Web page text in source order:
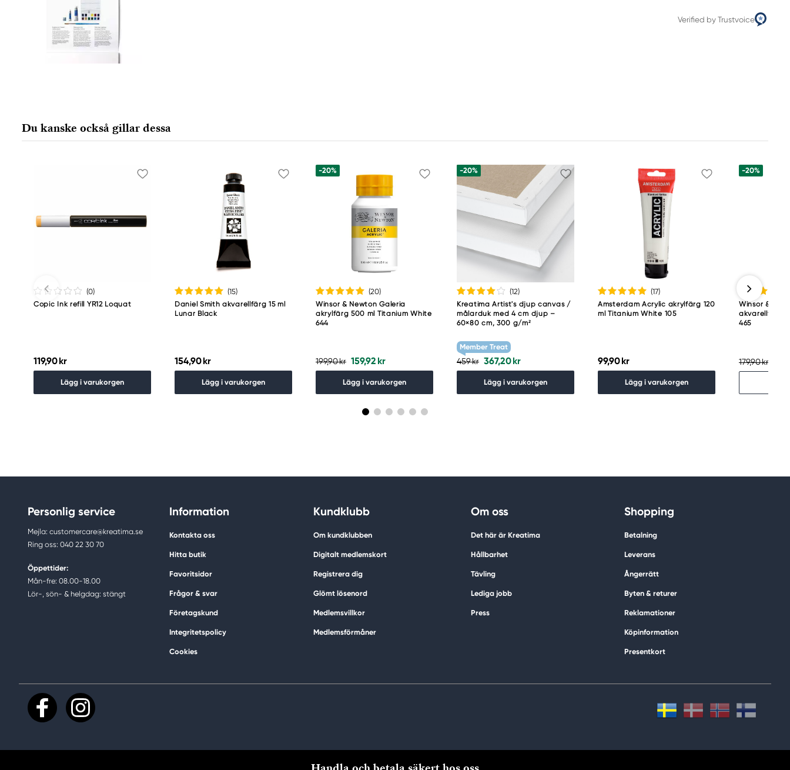
Verified by Trustvoice
Du kanske också gillar dessa
(0)
Copic Ink refill YR12 Loquat
119,90 kr
Lägg i varukorgen
(15)
Daniel Smith akvarellfärg 15 ml
Lunar Black
154,90 kr
Lägg i varukorgen
-20%
(20)
Winsor & Newton Galeria
akrylfärg 500 ml Titanium White
644
199,90 kr 159,92 kr
Lägg i varukorgen
-20%
(12)
Kreatima Artist's djup canvas /
målarduk med 4 cm djup –
60×80 cm, 300 g/m²
Member Treat
459 kr 367,20 kr
Lägg i varukorgen
(17)
Amsterdam Acrylic akrylfärg 120
ml Titanium White 105
99,90 kr
Lägg i varukorgen
-20%
Winsor &
akvarellfärg
465
179,90 kr
Personlig service
Mejla: customercare@kreatima.se
Ring oss: 040 22 30 70
Öppettider:
Mån-fre: 08.00-18.00
Lör-, sön- & helgdag: stängt
Information
Kontakta oss
Hitta butik
Favoritsidor
Frågor & svar
Företagskund
Integritetspolicy
Cookies
Kundklubb
Om kundklubben
Digitalt medlemskort
Registrera dig
Glömt lösenord
Medlemsvillkor
Medlemsförmåner
Om oss
Det här är Kreatima
Hållbarhet
Tävling
Lediga jobb
Press
Shopping
Betalning
Leverans
Ångerrätt
Byten & returer
Reklamationer
Köpinformation
Presentkort